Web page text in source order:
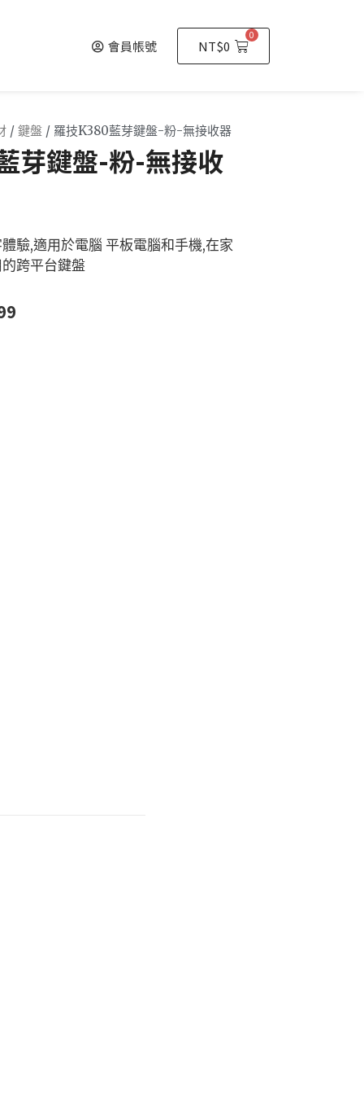
會員帳號 NT$0
0
/ 鍵盤 / 羅技K380藍芽鍵盤-粉-無接收器
芽鍵盤-粉-無接收
驗,適用於電腦 平板電腦和手機,在家
跨平台鍵盤